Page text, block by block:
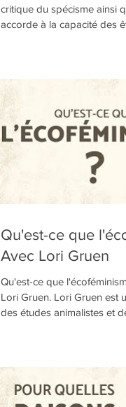
critique du spécisme ainsi
accorde à la capacité des
Qu'est-ce que
Avec Lori Gruen
Qu'est-ce que
Lori Gruen. Lori Gruen est
des études animalistes et